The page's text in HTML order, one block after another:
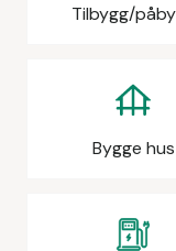
Tilbygg/
Bygge hus